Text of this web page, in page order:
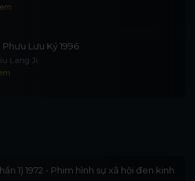
Lưu Ký 1996
Lang Ji
1) 1972 - Phim hình sự xã hội đen kinh